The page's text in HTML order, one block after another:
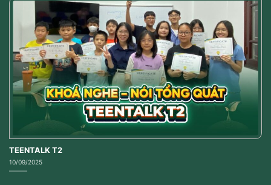
TEENTALK T2
10/09/2025